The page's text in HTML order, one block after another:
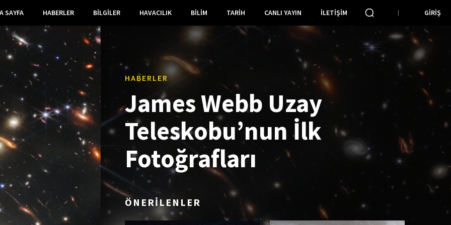
SAYFA HABERLER BILGILER HAVACILIK BILIM TARIH CANLI YAYIN İLETIŞIM GIRIŞ
HABERLER
James Webb Uzay
Teleskobu’nun İlk
Fotoğrafları
ÖNERİLENLER